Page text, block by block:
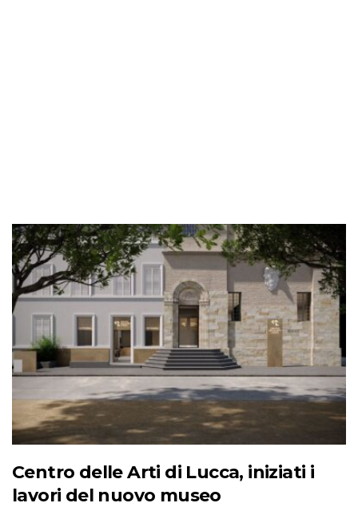
Centro delle Arti di Lucca, iniziati i
lavori del nuovo museo